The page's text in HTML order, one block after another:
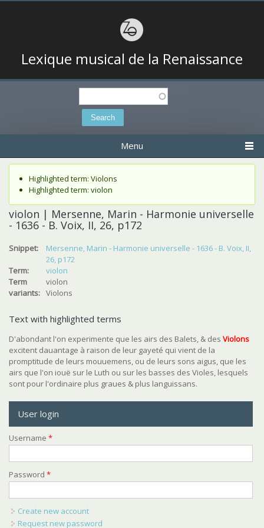
Lexique musical de la Renaissance
Search
Menu
Status message
Highlighted term: Violons
Highlighted term: violon
violon | Mersenne, Marin - Harmonie universelle
- 1636 - B. Voix, II, 26, p172
Snippet:
Mersenne, Marin - Harmonie universelle - 1636 - B. Voix, II,
26, p172
Term:
violon
Term
variants:
violon
Violons
Text with highlighted terms
D'abondant l'on experimente que les airs des Balets, & des Violons
excitent dauantage à raison de leur gayeté qui vient de la
promptitude de leurs mouuemens, ou de leurs sons aigus, que les
airs que l'on iouë sur le Luth ou sur les basses des Violes, lesquels
sont pour l'ordinaire plus graues & plus languissans.
User login
Username *
Password *
Create new account
Request new password